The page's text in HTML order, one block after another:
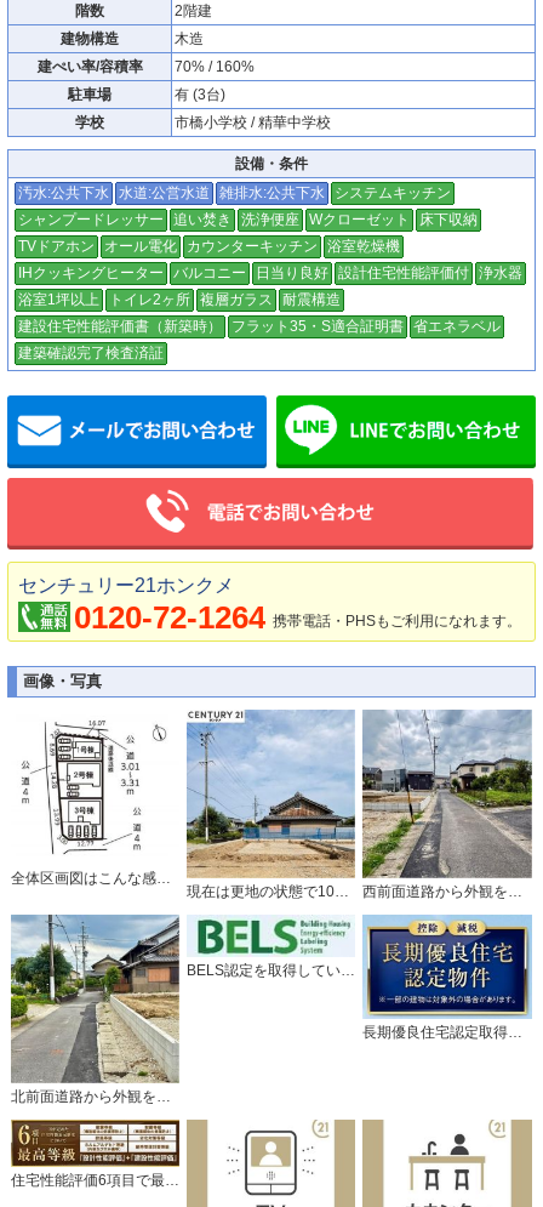
階数
2階建
建物構造
木造
建ぺい率/容積率
70% / 160%
駐車場
有 (3台)
学校
市橋小学校 / 精華中学校
設備・条件
汚水:公共下水 水道:公営水道 雑排水:公共下水
システムキッチン
シャンプードレッサー
追い焚き 洗浄便座 Wクローゼット
床下収納
TVドアホン
オール電化 カウンターキッチン
浴室乾燥機
IHクッキングヒーター
バルコニー 日当り良好 設計住宅性能評価付 浄水器
浴室1坪以上
トイレ2ヶ所 複層ガラス
耐震構造
建設住宅性能評価書（新築時）
フラット35・S適合証明書 省エネラベル
建築確認完了検査済証
メールでお問い合わせ
センチュリー21ホンクメ
0120-72-1264 携帯電話・PHSもご利用になれます。
画像・写真
全体区画図はこんな感じになっています。
現在は更地の状態で10月頃完成予定です。 西前面道路から外観を見るとこんな感じ。
北前面道路から外観を見るとこんな感じ。
BELS認定を取得しているお家です。
長期優良住宅認定取得予定のお家です。